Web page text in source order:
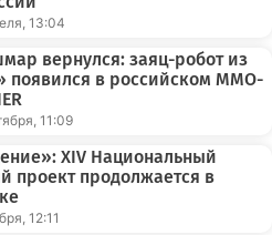
13:04
вернулся: заяц-робот из
появился в российском MMO-
11:09
XIV Национальный
проект продолжается в
12:11